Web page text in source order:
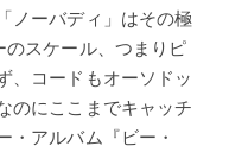
ノーバディ」はその極
スケール、つまりピ
、コードもオーソドッ
のにここまでキャッチ
・アルバム『ビー・